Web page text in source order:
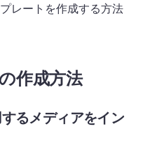
レートを作成する方法
作成方法
るメディアをイン